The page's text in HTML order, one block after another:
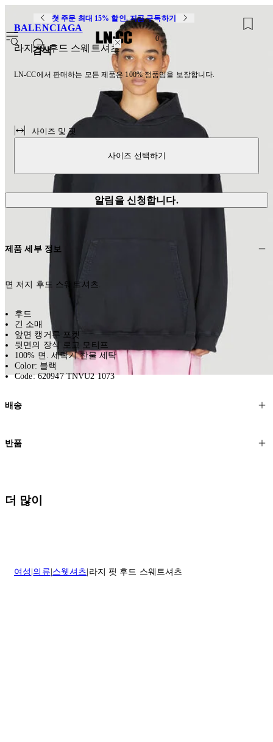
첫 주문 최대 15% 할인. 지금 구독하기
검색
0
BALENCIAGA
라지 핏 후드 스웨트셔츠
LN-CC에서 판매하는 모든 제품은 100% 정품임을 보장합니다.
사이즈 및 핏
사이즈 선택하기
알림을 신청합니다.
제품 세부 정보
면 저지 후드 스웨트셔츠.
후드
긴 소매
앞면 캥거루 포켓
뒷면의 장식 로고 모티프
100% 면. 세탁기 찬물 세탁
Color: 블랙
Code: 620947 TNVU2 1073
배송
고객님의 위치에 따라 일반 배송과 익스프레스 배송을 제공합니다.
실 수 있습니다.
반품
배송일로부터 영업일 기준 30일 이내에 접수된 반품에 대해서는 기꺼
이 환불해 드리겠습니다.반품 상품은 원래 상태를 유지하고 반드시
더 많이
여성 의류 스웻셔츠 라지 핏 후드 스웨트셔츠